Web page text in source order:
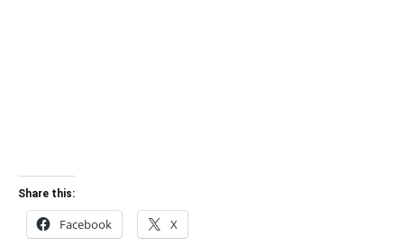
Share this:
Facebook X